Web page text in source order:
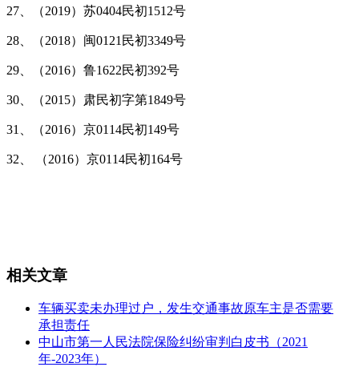
27、（2019）苏0404民初1512号
28、（2018）闽0121民初3349号
29、（2016）鲁1622民初392号
30、（2015）肃民初字第1849号
31、（2016）京0114民初149号
32、 （2016）京0114民初164号
相关文章
车辆买卖未办理过户，发生交通事故原车主是否需要
承担责任
中山市第一人民法院保险纠纷审判白皮书（2021
年-2023年）